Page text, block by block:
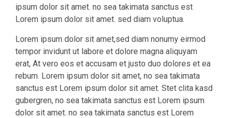
ipsum dolor sit amet. no sea takimata sanctus est
Lorem ipsum dolor sit amet. sed diam voluptua.
Lorem ipsum dolor sit amet,sed diam nonumy eirmod
tempor invidunt ut labore et dolore magna aliquyam
erat, At vero eos et accusam et justo duo dolores et ea
rebum. Lorem ipsum dolor sit amet, no sea takimata
sanctus est Lorem ipsum dolor sit amet. Stet clita kasd
gubergren, no sea takimata sanctus est Lorem ipsum
dolor sit amet. no sea takimata sanctus est Lorem